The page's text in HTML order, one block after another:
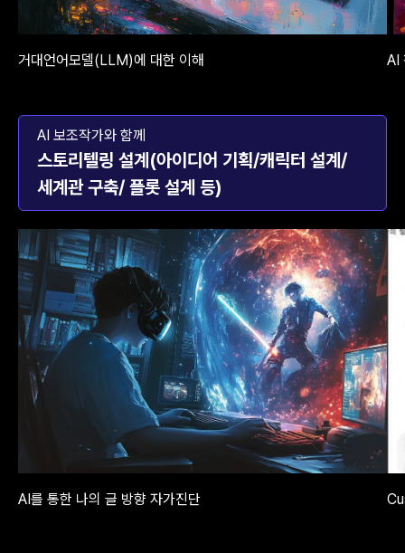
거대언어모델(LLM)에 대한 이해 AI
AI 보조작가와 함께
스토리텔링 설계(아이디어 기획/캐릭터 설계/
세계관 구축/ 플롯 설계 등)
AI를 통한 나의 글 방향 자가진단